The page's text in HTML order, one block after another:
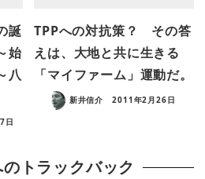
誕
始
八
日
TPPへの対抗策？ その答
えは、大地と共に生きる
「マイファーム」運動だ。
新井信介 2011年2月26日
トラックバック